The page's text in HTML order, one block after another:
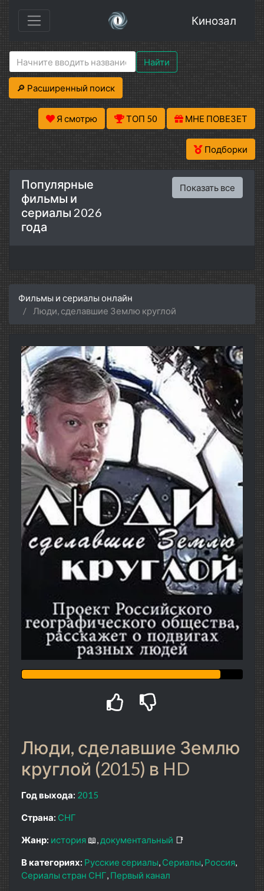
Кинозал
Найти
🔎 Расширенный поиск
Я смотрю ТОП 50 МНЕ ПОВЕЗЕТ
Подборки
Популярные
фильмы и
сериалы 2026
года
Показать все
Фильмы и сериалы онлайн
Люди, сделавшие Землю круглой
Люди, сделавшие Землю
круглой (2015) в HD
Год выхода: 2015
Страна: СНГ
Жанр: история 📖 документальный 📑
В категориях: Русские сериалы Сериалы Россия
Сериалы стран СНГ Первый канал